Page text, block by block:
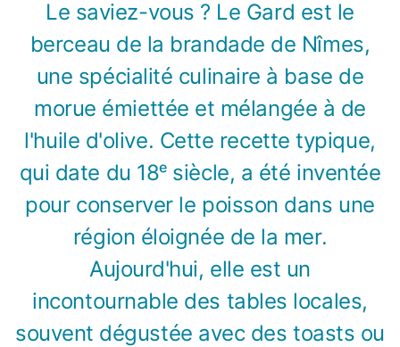
Le saviez-vous ? Le Gard est le
berceau de la brandade de Nîmes,
une spécialité culinaire à base de
morue émiettée et mélangée à de
l'huile d'olive. Cette recette typique,
qui date du 18ᵉ siècle, a été inventée
pour conserver le poisson dans une
région éloignée de la mer.
Aujourd'hui, elle est un
incontournable des tables locales,
souvent dégustée avec des toasts ou